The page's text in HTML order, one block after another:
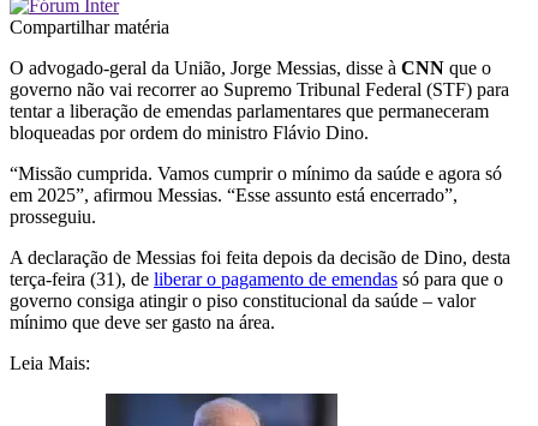
Compartilhar matéria
O advogado-geral da União, Jorge Messias, disse à CNN que o
governo não vai recorrer ao Supremo Tribunal Federal (STF) para
tentar a liberação de emendas parlamentares que permaneceram
bloqueadas por ordem do ministro Flávio Dino.
“Missão cumprida. Vamos cumprir o mínimo da saúde e agora só
em 2025”, afirmou Messias. “Esse assunto está encerrado”,
prosseguiu.
A declaração de Messias foi feita depois da decisão de Dino, desta
terça-feira (31), de liberar o pagamento de emendas só para que o
governo consiga atingir o piso constitucional da saúde – valor
mínimo que deve ser gasto na área.
Leia Mais: